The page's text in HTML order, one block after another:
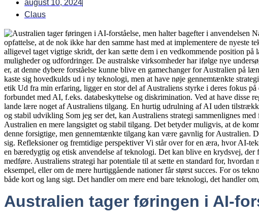
august 10, 2024
Claus
Australien tager føringen i AI-